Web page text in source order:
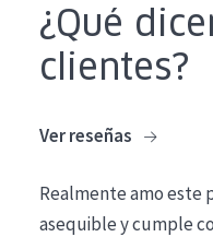
Essentials
Lift+
Piel sensible
¿Qué
clientes?
Ver reseñas
Realmente amo este
asequible y cumple